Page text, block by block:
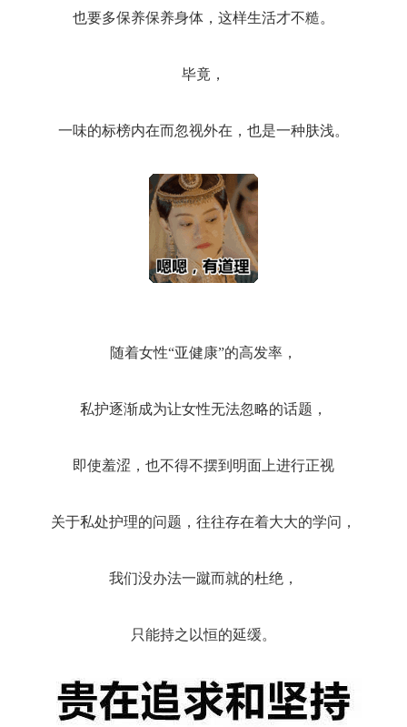
也要多保养保养身体，这样生活才不糙。
毕竟，
一味的标榜内在而忽视外在，也是一种肤浅。
随着女性“亚健康”的高发率，
私护逐渐成为让女性无法忽略的话题，
即使羞涩，也不得不摆到明面上进行正视
关于私处护理的问题，往往存在着大大的学问，
我们没办法一蹴而就的杜绝，
只能持之以恒的延缓。